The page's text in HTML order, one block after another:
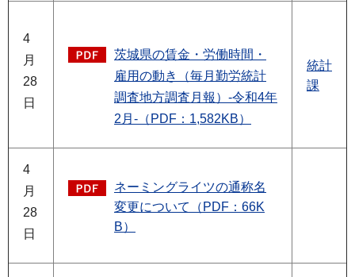
4
月
28
日
茨城県の賃金・労働時間・
雇用の動き（毎月勤労統計
調査地方調査月報）-令和4年
2月-（PDF：1,582KB）
統計
課
4
月
28
日
ネーミングライツの通称名
変更について（PDF：66K
B）